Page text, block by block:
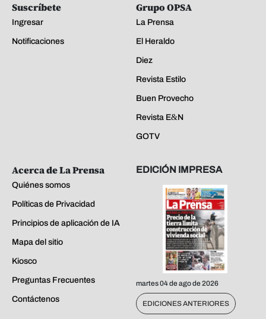
Suscríbete
Ingresar
Notificaciones
Grupo OPSA
La Prensa
El Heraldo
Diez
Revista Estilo
Buen Provecho
Revista E&N
GOTV
Acerca de La Prensa
Quiénes somos
Políticas de Privacidad
Principios de aplicación de IA
Mapa del sitio
Kiosco
Preguntas Frecuentes
Contáctenos
EDICIÓN IMPRESA
martes 04 de ago de 2026
EDICIONES ANTERIORES